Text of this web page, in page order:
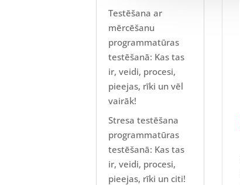
Testēšana ar
mērcēšanu
programmatūras
testēšanā: Kas tas
ir, veidi, procesi,
pieejas, rīki un vēl
vairāk!
Stresa testēšana
programmatūras
testēšanā: Kas tas
ir, veidi, procesi,
pieejas, rīki un citi!